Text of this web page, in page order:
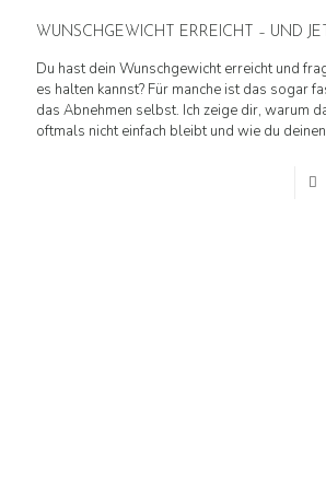
WUNSCHGEWICHT ERREICHT – UND
Du hast dein Wunschgewicht erreicht und
es halten kannst? Für manche ist das sogar
das Abnehmen selbst. Ich zeige dir, warum
oftmals nicht einfach bleibt und wie du